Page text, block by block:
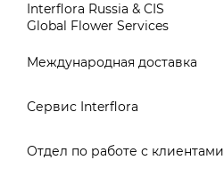
Interflora Russia & CIS
Global Flower Services
Версия для печати
Поиск
Международная доставка
Россия
Европа
Сервис Interflora
Заказ и оплата
Отдел по работе с клиентами